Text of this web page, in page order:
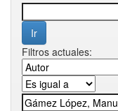
Filtros actuales: